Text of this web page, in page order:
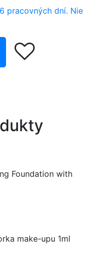
pracovných dní. Nie
Foundation with
make-upu 1ml